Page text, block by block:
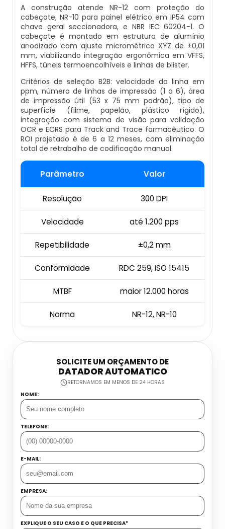
Embaladora De Graos
Seladora Automática Com Esteira
Embaladora De Pao
Esteira Alimentadora
Seladora Contínua Com Datador
Seladoras Automáticas Com Data
Pesadora
Embaladora E Seladora
Dosadora Para Grãos
Máquina Seladora Automática
Máquina Seladora De Alimentos
Seladora Contínua Automática
Seladora De Gelo
Seladora De Pedal Preço
Balança Contadora Industrial
Datador Termo Transferência
Fornecedor Datador Automático
Datador De Caixas
Empresa De Datador Inkjet
Máquina Datadora Preço
Máquina Datadora Automática
Datador Automático De Embalagens
Datador Com Esteira
Datador De Embalagens Automático
Datador Hot Stamping
Datador Inkjet Manual
Datador Jato De Tinta
Datador Manual Preço
Datador Para Flow Pack
Datador Portátil
Datadora Automática
A construção atende NR-12 com proteção do
cabeçote, NR-10 para painel elétrico em IP54 com
chave geral seccionadora, e NBR IEC 60204-1. O
cabeçote é montado em estrutura de alumínio
anodizado com ajuste micrométrico XYZ de ±0,01
mm, viabilizando integração ergonômica em VFFS,
HFFS, túneis termoencolhíveis e linhas de blister.
Critérios de seleção B2B: velocidade da linha em
ppm, número de linhas de impressão (1 a 6), área
de impressão útil (53 x 75 mm padrão), tipo de
superfície (filme, papelão, plástico rígido),
integração com sistema de visão para validação
OCR e ECRS para Track and Trace farmacêutico. O
ROI projetado é de 6 a 12 meses, com eliminação
total de retrabalho de codificação manual.
Parâmetro Valor
Resolução 300 DPI
Velocidade até 1.200 pps
Repetibilidade ±0,2 mm
Conformidade RDC 259, ISO 15415
MTBF maior 12.000 horas
Norma NR-12, NR-10
SOLICITE UM ORÇAMENTO DE
DATADOR AUTOMATICO
RETORNAMOS EM MENOS DE 24 HORAS
NOME:
TELEFONE:
E-MAIL:
EMPRESA:
EXPLIQUE O SEU CASO E O QUE PRECISA*